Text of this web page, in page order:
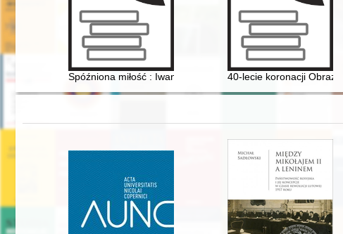
Spóźniona miłość : Iwan Mazepa i Motria Koczubej w
40-lecie koronacji Obrazu